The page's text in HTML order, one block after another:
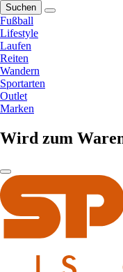
Suchen
Fußball
Lifestyle
Laufen
Reiten
Wandern
Sportarten
Outlet
Marken
Wird zum